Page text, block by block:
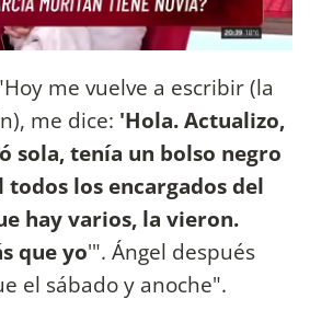
me vuelve a escribir (la
me dice: 'Hola. Actualizo,
sola, tenía un bolso negro
todos los encargados del
hay varios, la vieron.
que yo'". Ángel después
el sábado y anoche".